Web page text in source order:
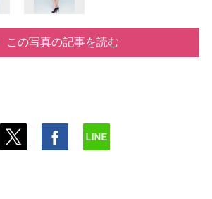
この写真の記事を読む